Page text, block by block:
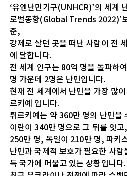
‘유엔난민기구(UNHCR)’의 세계
로벌동향(Global Trends 2022)’
준,
강제로 살던 곳을 떠난 사람이 전
에 달합니다.
전 세계 인구는 80억 명을 돌파하
명 가운데 2명은 난민입니다.
현재 전 세계에서 난민을 가장 많
르키예 입니다.
튀르키예는 약 360만 명의 난민을
이란이 340만 명으로 그 뒤를 잇
250만 명, 독일이 210만 명, 파키
난민과 국제적 보호가 필요한 사
득 국가에 머물고 있는 상황입니다.